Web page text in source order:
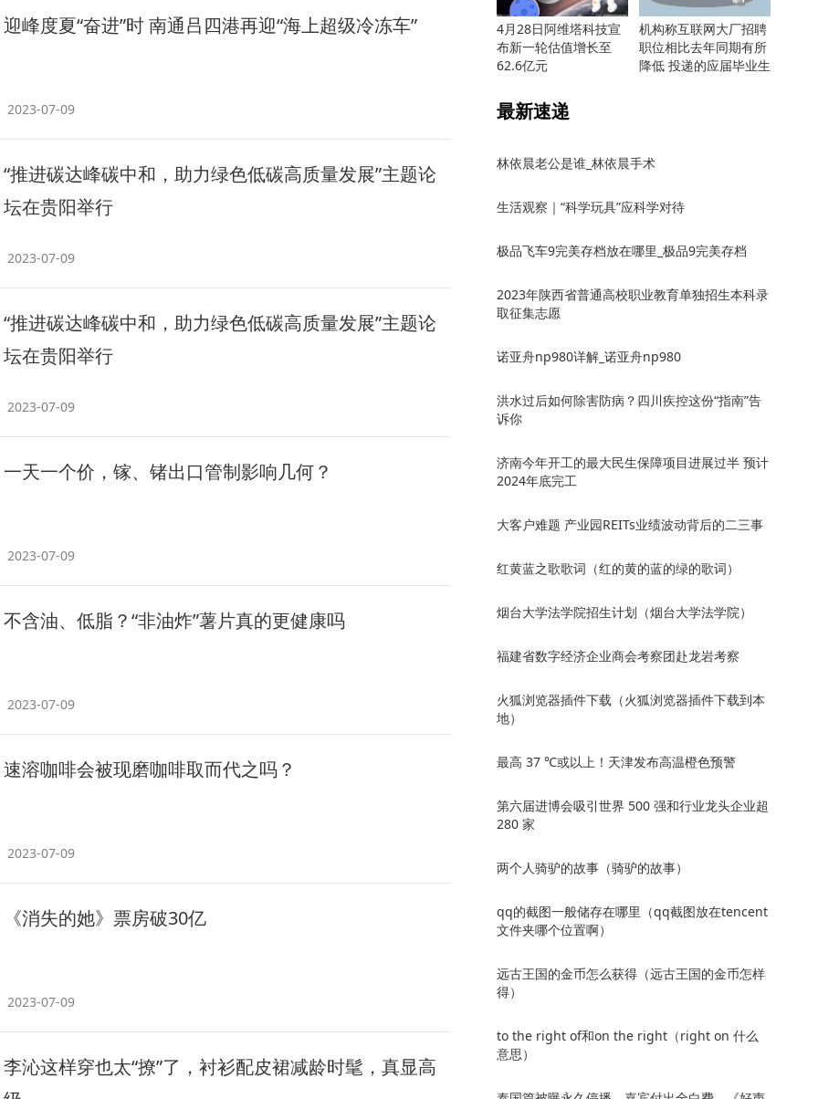
迎峰度夏“奋进”时 南通吕四港再迎“海上超级冷冻车”
2023-07-09
“推进碳达峰碳中和，助力绿色低碳高质量发展”主题论
坛在贵阳举行
2023-07-09
“推进碳达峰碳中和，助力绿色低碳高质量发展”主题论
坛在贵阳举行
2023-07-09
一天一个价，镓、锗出口管制影响几何？
2023-07-09
不含油、低脂？“非油炸”薯片真的更健康吗
2023-07-09
速溶咖啡会被现磨咖啡取而代之吗？
2023-07-09
《消失的她》票房破30亿
2023-07-09
李沁这样穿也太“撩”了，衬衫配皮裙减龄时髦，真显高
4月28日阿维塔科技宣
布新一轮估值增长至
62.6亿元
机构称互联网大厂招聘
职位相比去年同期有所
降低 投递的应届毕业生
最新速递
林依晨老公是谁_林依晨手术
生活观察｜“科学玩具”应科学对待
极品飞车9完美存档放在哪里_极品9完美存档
2023年陕西省普通高校职业教育单独招生本科录
取征集志愿
诺亚舟np980详解_诺亚舟np980
洪水过后如何除害防病？四川疾控这份“指南”告
诉你
济南今年开工的最大民生保障项目进展过半 预计
2024年底完工
大客户难题 产业园REITs业绩波动背后的二三事
红黄蓝之歌歌词（红的黄的蓝的绿的歌词）
烟台大学法学院招生计划（烟台大学法学院）
福建省数字经济企业商会考察团赴龙岩考察
火狐浏览器插件下载（火狐浏览器插件下载到本
地）
最高 37 ℃或以上！天津发布高温橙色预警
第六届进博会吸引世界 500 强和行业龙头企业超
280 家
两个人骑驴的故事（骑驴的故事）
qq的截图一般储存在哪里（qq截图放在tencent
文件夹哪个位置啊）
远古王国的金币怎么获得（远古王国的金币怎样
得）
to the right of和on the right（right on 什么
意思）